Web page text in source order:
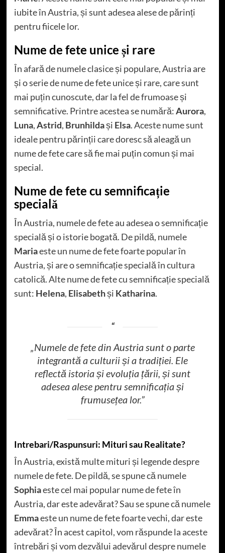
iubite în Austria, și sunt adesea alese de părinți
pentru fiicele lor.
Nume de fete unice și rare
În afară de numele clasice și populare, Austria are
și o serie de nume de fete unice și rare, care sunt
mai puțin cunoscute, dar la fel de frumoase și
semnificative. Printre acestea se numără:Aurora,
Luna,Astrid, Brunhildași Elsa. Aceste nume sunt
ideale pentru părinții care doresc să aleagă un
nume de fete care să fie mai puțin comun și mai
special.
Nume de fete cu semnificație
specială
În Austria, numele de fete au adesea o semnificație
specială și o istorie bogată. De pildă, numele
Mariaeste un nume de fete foarte popular în
Austria, și are o semnificație specială în cultura
catolică. Alte nume de fete cu semnificație specială
sunt: Helena, Elisabethși Katharina.
„Numele de fete din Austria sunt o parte
integrantă a culturii și a tradiției. Ele
reflectă istoria și evoluția țării, și sunt
adesea alese pentru semnificația și
frumusețea lor.”
Intrebari/Raspunsuri: Mituri sau Realitate?
În Austria, există multe mituri și legende despre
numele de fete. De pildă, se spune că numele
Sophiaeste cel mai popular nume de fete în
Austria, dar este adevărat? Sau se spune că numele
Emmaeste un nume de fete foarte vechi, dar este
adevărat? În acest capitol, vom răspunde la aceste
întrebări și vom dezvălui adevărul despre numele